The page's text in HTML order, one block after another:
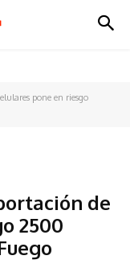
pone en riesgo
de
2500